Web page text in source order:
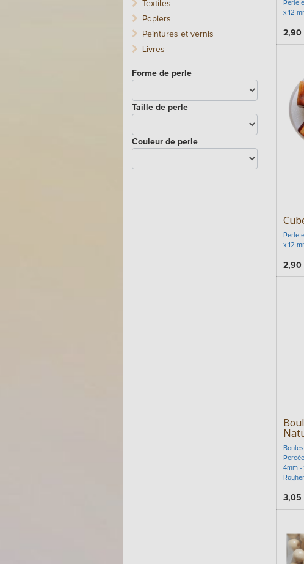
Textiles
Papiers
Peintures et vernis
Livres
Forme de perle
Taille de perle
Couleur de perle
Perle
x 12
2,90
Perle
x 12
2,90
4mm -
Rayher
3,05